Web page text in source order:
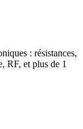
: résistances,
RF, et plus de 1